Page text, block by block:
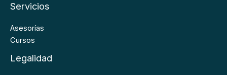
Servicios
Asesorías
Cursos
Legalidad